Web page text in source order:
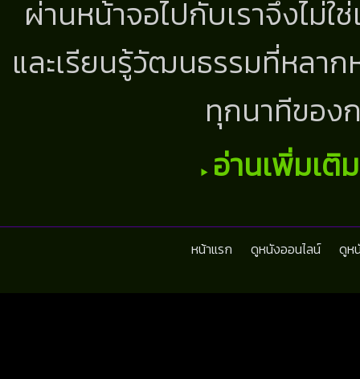
ผ่านหน้าจอไปกับเราจึงไม่
และเรียนรู้วัฒนธรรมที่หลา
ทุกนาทีขอ
อ่านเพิ่มเติ
หน้าแรก ดูหนังออนไลน์ ดูห